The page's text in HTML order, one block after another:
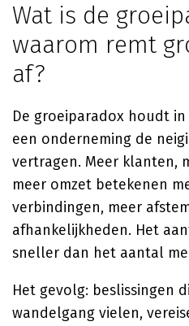
Wat is de
waarom remt
af?
De groeiparadox houdt in
een onderneming de
vertragen. Meer klanten,
meer omzet betekenen
verbindingen, meer
afhankelijkheden. Het
sneller dan het aantal
Het gevolg: beslissingen
wandelgang vielen,